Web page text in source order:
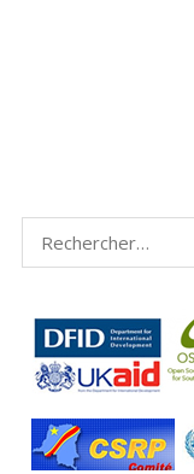
Rechercher :